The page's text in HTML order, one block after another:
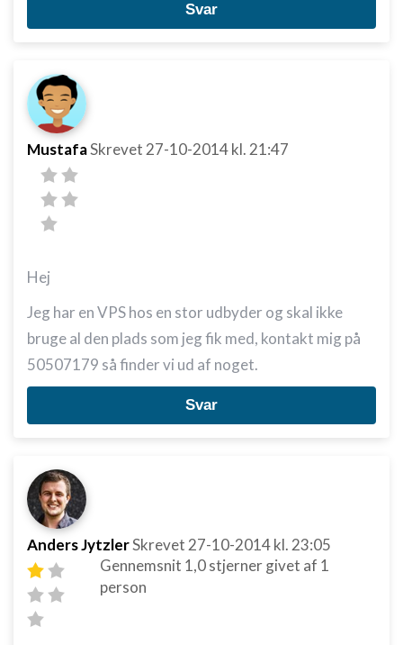
Svar
MustafaSkrevet 27-10-2014kl. 21:47
Hej
Jeg har en VPS hos en stor udbyder og skal ikke
bruge al den plads som jeg fik med, kontakt mig på
50507179 så finder vi ud af noget.
Svar
Anders JytzlerSkrevet 27-10-2014kl. 23:05
Gennemsnit 1,0stjerner givet af 1
person